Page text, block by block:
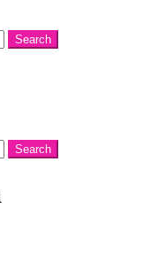
Search
Search